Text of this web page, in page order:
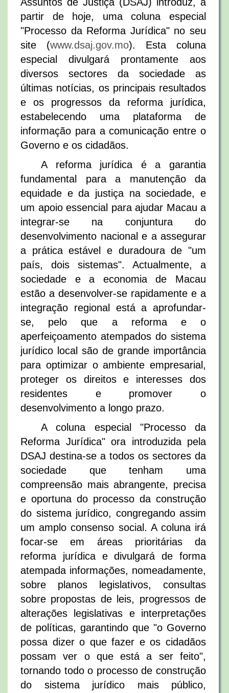
partir de hoje, uma coluna especial
"Processo da Reforma Jurídica" no seu
site (www.dsaj.gov.mo). Esta coluna
especial divulgará prontamente aos
diversos sectores da sociedade as
últimas notícias, os principais resultados
e os progressos da reforma jurídica,
estabelecendo uma plataforma de
informação para a comunicação entre o
Governo e os cidadãos.
A reforma jurídica é a garantia
fundamental para a manutenção da
equidade e da justiça na sociedade, e
um apoio essencial para ajudar Macau a
integrar-se na conjuntura do
desenvolvimento nacional e a assegurar
a prática estável e duradoura de "um
país, dois sistemas". Actualmente, a
sociedade e a economia de Macau
estão a desenvolver-se rapidamente e a
integração regional está a aprofundar-
se, pelo que a reforma e o
aperfeiçoamento atempados do sistema
jurídico local são de grande importância
para optimizar o ambiente empresarial,
proteger os direitos e interesses dos
residentes e promover o
desenvolvimento a longo prazo.
A coluna especial "Processo da
Reforma Jurídica" ora introduzida pela
DSAJ destina-se a todos os sectores da
sociedade que tenham uma
compreensão mais abrangente, precisa
e oportuna do processo da construção
do sistema jurídico, congregando assim
um amplo consenso social. A coluna irá
focar-se em áreas prioritárias da
reforma jurídica e divulgará de forma
atempada informações, nomeadamente,
sobre planos legislativos, consultas
sobre propostas de leis, progressos de
alterações legislativas e interpretações
de políticas, garantindo que "o Governo
possa dizer o que fazer e os cidadãos
possam ver o que está a ser feito",
tornando todo o processo de construção
do sistema jurídico mais público,